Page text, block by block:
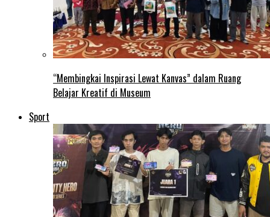
“Membingkai Inspirasi Lewat Kanvas” dalam Ruang
Belajar Kreatif di Museum
Sport